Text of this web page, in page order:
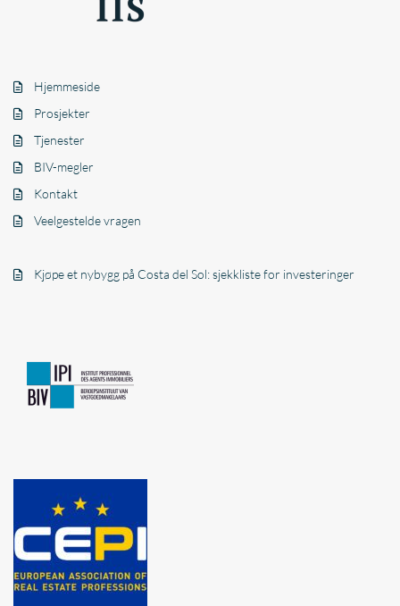
Hjemmeside
Prosjekter
Tjenester
BIV-megler
Kontakt
Veelgestelde vragen
Kjøpe et nybygg på Costa del Sol: sjekkliste for investeringer